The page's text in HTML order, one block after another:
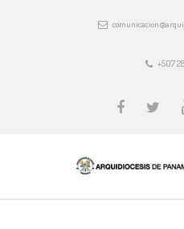
+507